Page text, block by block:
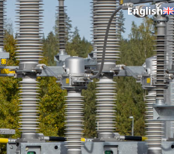
English